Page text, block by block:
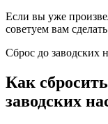
Если вы уже
советуем вам
Сброс до заводских
Как
заводских